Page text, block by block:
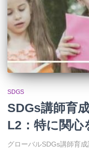
SDGS
SDGs講師育
L2：特に関心
グローバルSDGs講師育